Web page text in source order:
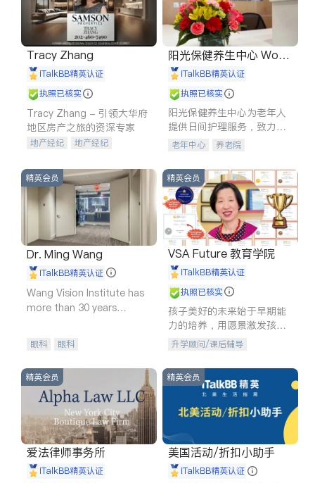
Tracy Zhang
iTalkBB精英认证
执照已核实
Tracy Zhang - 引领大华府
地区房产之旅的资深专家
地产经纪
地产经纪
商铺租售
开发商建商
阳光保健养生中心 World
shine
iTalkBB精英认证
执照已核实
阳光保健养生中心为老年人
提供日间护理服务，致力于
通过持续的护理创新来有效
老年中心 养老院
精英会员
Dr. Ming Wang
iTalkBB精英认证
Wang Vision Institute has
more than 30 years
眼科 眼科
精英会员
VSA Future 教育学院
iTalkBB精英认证
执照已核实
孩子美好的未来始于早期能
力的培养，用愿景激发孩子
的学习潜力和动力。理念：
拥有成长型心态是成功的基
石。
升学顾问/课后辅导
精英会员
爱法律师事务所
iTalkBB精英认证
精英会员
美国活动/折扣小助手
iTalkBB精英认证